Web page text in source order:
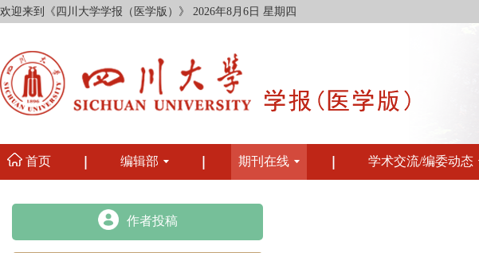
欢迎来到《四川大学学报（医学版）》 2026年8月6日 星期四
首页 编辑部 期刊在线 学术交流/编委动态
作者投稿